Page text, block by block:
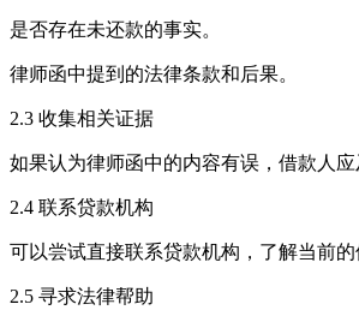
是否存在未还款的事实。
律师函中提到的法律条款和后果。
2.3 收集相关证据
如果认为律师函中的内容有误，借款人
2.4 联系贷款机构
可以尝试直接联系贷款机构，了解当前
2.5 寻求法律帮助